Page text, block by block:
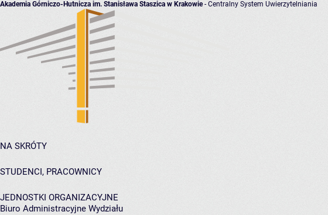
Akademia Górniczo-Hutnicza im. Stanisława Staszica w Krakowie- Centralny System Uwierzytelniania
NA SKRÓTY
STUDENCI, PRACOWNICY
JEDNOSTKI ORGANIZACYJNE
Biuro Administracyjne Wydziału